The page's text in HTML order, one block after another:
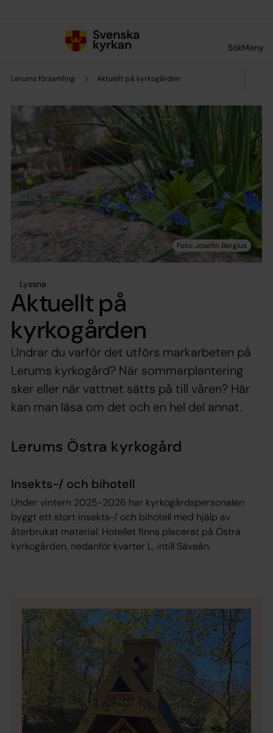
SökMeny
Lerums församling Aktuellt på kyrkogården
Lyssna
Aktuellt på
kyrkogården
Undrar du varför det utförs markarbeten på
Lerums kyrkogård? När sommarplantering
sker eller när vattnet sätts på till våren? Här
kan man läsa om det och en hel del annat.
Lerums Östra kyrkogård
Insekts-/ och bihotell
Under vintern 2025-2026 har kyrkogårdspersonalen
byggt ett stort insekts-/ och bihotell med hjälp av
återbrukat material. Hotellet finns placerat på Östra
kyrkogården, nedanför kvarter L, intill Säveån.